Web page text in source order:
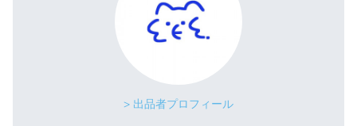
> 出品者プロフィール